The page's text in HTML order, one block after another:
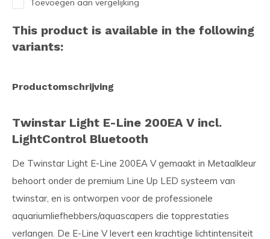
Toevoegen aan vergelijking
This product is available in the following
variants:
Productomschrijving
Twinstar Light E-Line 200EA V incl.
LightControl Bluetooth
De Twinstar Light E-Line 200EA V gemaakt in Metaalkleur
behoort onder de premium Line Up LED systeem van
twinstar, en is ontworpen voor de professionele
aquariumliefhebbers/aquascapers die topprestaties
verlangen. De E-Line V levert een krachtige lichtintensiteit